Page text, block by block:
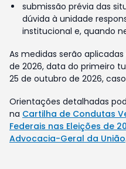
submissão prévia das
dúvida à unidade
institucional e, quando
As medidas serão
de 2026, data do primeiro
25 de outubro de 2026,
Orientações detalhadas
na Cartilha de Condutas
Federais nas Eleições de
Advocacia-Geral da União.